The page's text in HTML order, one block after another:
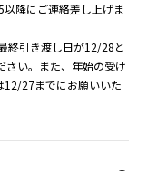
降にご連絡差し上げま
終引き渡し日が12/28と
い。また、年始の受け
12/27までにお願いいた